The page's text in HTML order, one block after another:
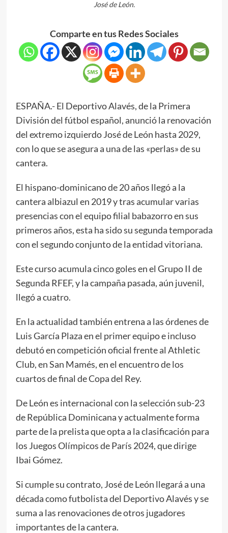
José de León.
Comparte en tus Redes Sociales
ESPAÑA.- El Deportivo Alavés, de la Primera
División del fútbol español, anunció la renovación
del extremo izquierdo José de León hasta 2029,
con lo que se asegura a una de las «perlas» de su
cantera.
El hispano-dominicano de 20 años llegó a la
cantera albiazul en 2019 y tras acumular varias
presencias con el equipo filial babazorro en sus
primeros años, esta ha sido su segunda temporada
con el segundo conjunto de la entidad vitoriana.
Este curso acumula cinco goles en el Grupo II de
Segunda RFEF, y la campaña pasada, aún juvenil,
llegó a cuatro.
En la actualidad también entrena a las órdenes de
Luis García Plaza en el primer equipo e incluso
debutó en competición oficial frente al Athletic
Club, en San Mamés, en el encuentro de los
cuartos de final de Copa del Rey.
De León es internacional con la selección sub-23
de República Dominicana y actualmente forma
parte de la prelista que opta a la clasificación para
los Juegos Olímpicos de París 2024, que dirige
Ibai Gómez.
Si cumple su contrato, José de León llegará a una
década como futbolista del Deportivo Alavés y se
suma a las renovaciones de otros jugadores
importantes de la cantera.